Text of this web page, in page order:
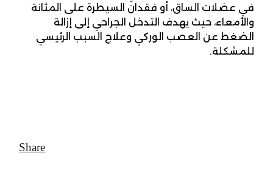
في عضلات الساق، أو فقدان السيطرة على المثانة
والأمعاء، حيث يهدف التدخل الجراحي إلى إزالة
الضغط عن العصب الوركي وعلاج السبب الرئيسي
للمشكلة.